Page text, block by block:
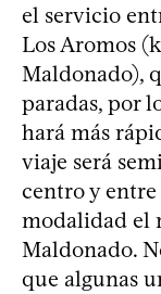
el servicio
Los Aromos
Maldonado),
paradas, por
hará más
viaje será
centro y entre
modalidad el
Maldonado.
que algunas